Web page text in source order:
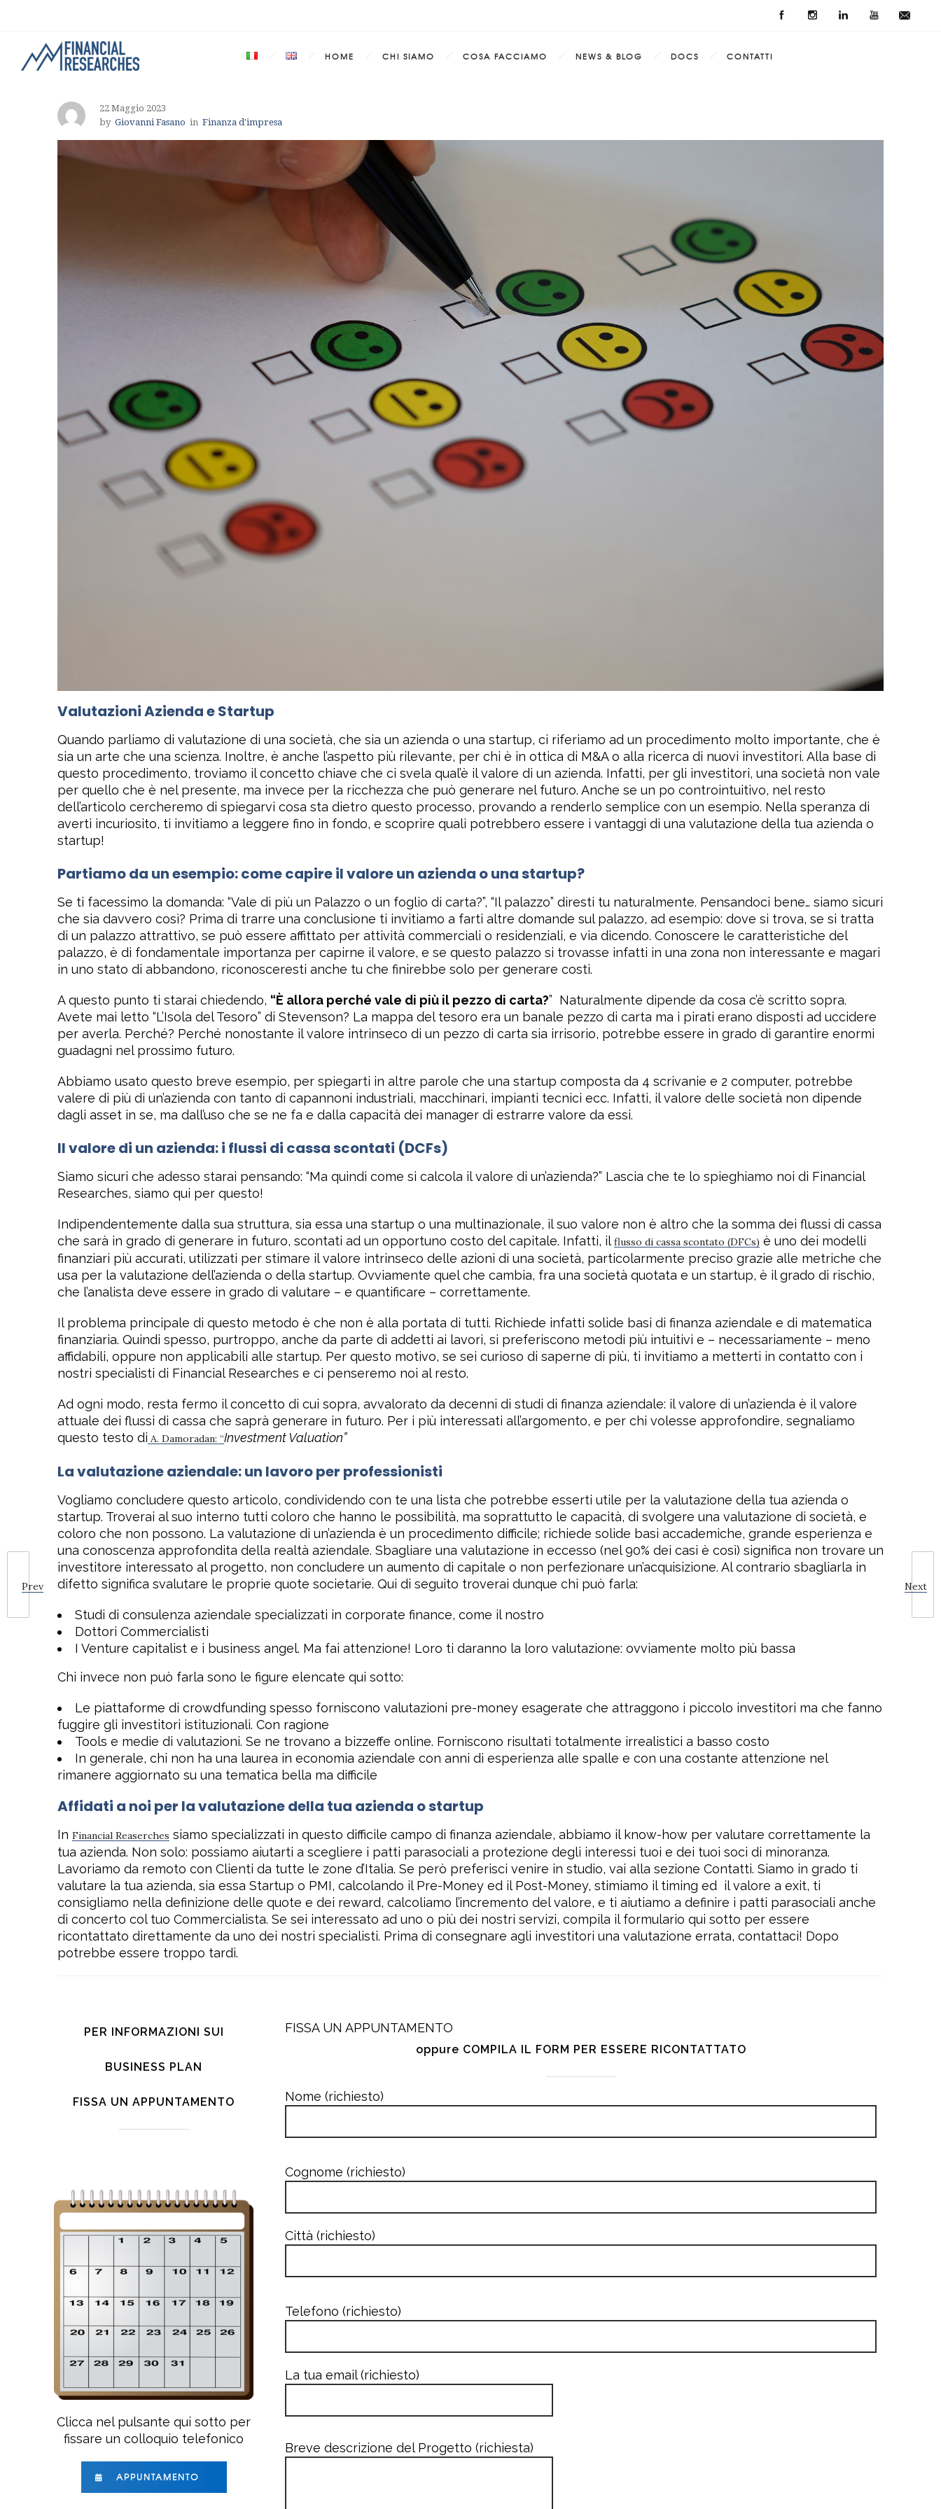
HOME CHI SIAMO COSA FACCIAMO NEWS & BLOG DOCS CONTATTI
Prev Next
22 Maggio 2023
by Giovanni Fasano in Finanza d'impresa
Valutazioni Azienda e Startup
Quando parliamo di valutazione di una società, che sia un azienda o una startup, ci riferiamo ad un procedimento molto importante, che è
sia un arte che una scienza. Inoltre, è anche l’aspetto più rilevante, per chi è in ottica di M&A o alla ricerca di nuovi investitori. Alla base di
questo procedimento, troviamo il concetto chiave che ci svela qual’è il valore di un azienda. Infatti, per gli investitori, una società non vale
per quello che è nel presente, ma invece per la ricchezza che può generare nel futuro. Anche se un po controintuitivo, nel resto
dell’articolo cercheremo di spiegarvi cosa sta dietro questo processo, provando a renderlo semplice con un esempio. Nella speranza di
averti incuriosito, ti invitiamo a leggere fino in fondo, e scoprire quali potrebbero essere i vantaggi di una valutazione della tua azienda o
startup!
Partiamo da un esempio: come capire il valore un azienda o una startup?
Se ti facessimo la domanda: “Vale di più un Palazzo o un foglio di carta?”, “Il palazzo” diresti tu naturalmente. Pensandoci bene… siamo sicuri
che sia davvero così? Prima di trarre una conclusione ti invitiamo a farti altre domande sul palazzo, ad esempio: dove si trova, se si tratta
di un palazzo attrattivo, se può essere affittato per attività commerciali o residenziali, e via dicendo. Conoscere le caratteristiche del
palazzo, è di fondamentale importanza per capirne il valore, e se questo palazzo si trovasse infatti in una zona non interessante e magari
in uno stato di abbandono, riconosceresti anche tu che finirebbe solo per generare costi.
A questo punto ti starai chiedendo, “È allora perché vale di più il pezzo di carta?” Naturalmente dipende da cosa c’è scritto sopra.
Avete mai letto “L’Isola del Tesoro” di Stevenson? La mappa del tesoro era un banale pezzo di carta ma i pirati erano disposti ad uccidere
per averla. Perché? Perché nonostante il valore intrinseco di un pezzo di carta sia irrisorio, potrebbe essere in grado di garantire enormi
guadagni nel prossimo futuro.
Abbiamo usato questo breve esempio, per spiegarti in altre parole che una startup composta da 4 scrivanie e 2 computer, potrebbe
valere di più di un’azienda con tanto di capannoni industriali, macchinari, impianti tecnici ecc. Infatti, il valore delle società non dipende
dagli asset in se, ma dall’uso che se ne fa e dalla capacità dei manager di estrarre valore da essi.
Il valore di un azienda: i flussi di cassa scontati (DCFs)
Siamo sicuri che adesso starai pensando: “Ma quindi come si calcola il valore di un’azienda?” Lascia che te lo spieghiamo noi di Financial
Researches, siamo qui per questo!
Indipendentemente dalla sua struttura, sia essa una startup o una multinazionale, il suo valore non è altro che la somma dei flussi di cassa
che sarà in grado di generare in futuro, scontati ad un opportuno costo del capitale. Infatti, ilflusso di cassa scontato (DFCs) è uno dei modelli
finanziari più accurati, utilizzati per stimare il valore intrinseco delle azioni di una società, particolarmente preciso grazie alle metriche che
usa per la valutazione dell’azienda o della startup. Ovviamente quel che cambia, fra una società quotata e un startup, è il grado di rischio,
che l’analista deve essere in grado di valutare – e quantificare – correttamente.
Il problema principale di questo metodo è che non è alla portata di tutti. Richiede infatti solide basi di finanza aziendale e di matematica
finanziaria. Quindi spesso, purtroppo, anche da parte di addetti ai lavori, si preferiscono metodi più intuitivi e – necessariamente – meno
affidabili, oppure non applicabili alle startup. Per questo motivo, se sei curioso di saperne di più, ti invitiamo a metterti in contatto con i
nostri specialisti di Financial Researches e ci penseremo noi al resto.
Ad ogni modo, resta fermo il concetto di cui sopra, avvalorato da decenni di studi di finanza aziendale: il valore di un’azienda è il valore
attuale dei flussi di cassa che saprà generare in futuro. Per i più interessati all’argomento, e per chi volesse approfondire, segnaliamo
questo testo di A. Damoradan: “Investment Valuation”
La valutazione aziendale: un lavoro per professionisti
Vogliamo concludere questo articolo, condividendo con te una lista che potrebbe esserti utile per la valutazione della tua azienda o
startup. Troverai al suo interno tutti coloro che hanno le possibilità, ma soprattutto le capacità, di svolgere una valutazione di società, e
coloro che non possono. La valutazione di un’azienda è un procedimento difficile; richiede solide basi accademiche, grande esperienza e
una conoscenza approfondita della realtà aziendale. Sbagliare una valutazione in eccesso (nel 90% dei casi è così) significa non trovare un
investitore interessato al progetto, non concludere un aumento di capitale o non perfezionare un’acquisizione. Al contrario sbagliarla in
difetto significa svalutare le proprie quote societarie. Qui di seguito troverai dunque chi può farla:
Studi di consulenza aziendale specializzati in corporate finance, come il nostro
Dottori Commercialisti
I Venture capitalist e i business angel. Ma fai attenzione! Loro ti daranno la loro valutazione: ovviamente molto più bassa
Chi invece non può farla sono le figure elencate qui sotto:
Le piattaforme di crowdfunding spesso forniscono valutazioni pre-money esagerate che attraggono i piccolo investitori ma che fanno
fuggire gli investitori istituzionali. Con ragione
Tools e medie di valutazioni. Se ne trovano a bizzeffe online. Forniscono risultati totalmente irrealistici a basso costo
In generale, chi non ha una laurea in economia aziendale con anni di esperienza alle spalle e con una costante attenzione nel
rimanere aggiornato su una tematica bella ma difficile
Affidati a noi per la valutazione della tua azienda o startup
In Financial Reaserches siamo specializzati in questo difficile campo di finanza aziendale, abbiamo il know-how per valutare correttamente la
tua azienda. Non solo: possiamo aiutarti a scegliere i patti parasociali a protezione degli interessi tuoi e dei tuoi soci di minoranza.
Lavoriamo da remoto con Clienti da tutte le zone d’Italia. Se però preferisci venire in studio, vai alla sezione Contatti. Siamo in grado ti
valutare la tua azienda, sia essa Startup o PMI, calcolando il Pre-Money ed il Post-Money, stimiamo il timing ed il valore a exit, ti
consigliamo nella definizione delle quote e dei reward, calcoliamo l’incremento del valore, e ti aiutiamo a definire i patti parasociali anche
di concerto col tuo Commercialista. Se sei interessato ad uno o più dei nostri servizi, compila il formulario qui sotto per essere
ricontattato direttamente da uno dei nostri specialisti. Prima di consegnare agli investitori una valutazione errata, contattaci! Dopo
potrebbe essere troppo tardi.
PER INFORMAZIONI SUI
BUSINESS PLAN
FISSA UN APPUNTAMENTO
Clicca nel pulsante qui sotto per
fissare un colloquio telefonico
APPUNTAMENTO
FISSA UN APPUNTAMENTO
oppure COMPILA IL FORM PER ESSERE RICONTATTATO
Nome (richiesto)
Cognome (richiesto)
Città (richiesto)
Telefono (richiesto)
La tua email (richiesto)
Breve descrizione del Progetto (richiesta)